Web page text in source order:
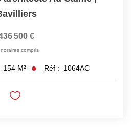
500 €
compris
154 M² Réf : 1064AC